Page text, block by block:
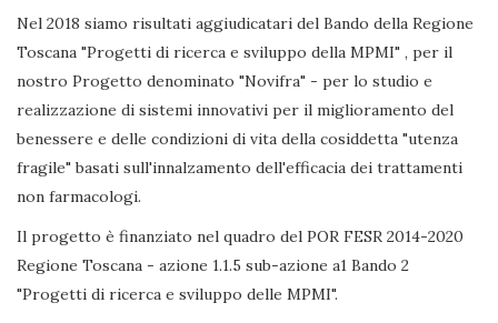
Nel 2018 siamo risultati aggiudicatari del Bando della Regione
Toscana "Progetti di ricerca e sviluppo della MPMI" , per il
nostro Progetto denominato "Novifra" - per lo studio e
realizzazione di sistemi innovativi per il miglioramento del
benessere e delle condizioni di vita della cosiddetta "utenza
fragile" basati sull'innalzamento dell'efficacia dei trattamenti
non farmacologi.
Il progetto è finanziato nel quadro del POR FESR 2014-2020
Regione Toscana - azione 1.1.5 sub-azione a1 Bando 2
"Progetti di ricerca e sviluppo delle MPMI".